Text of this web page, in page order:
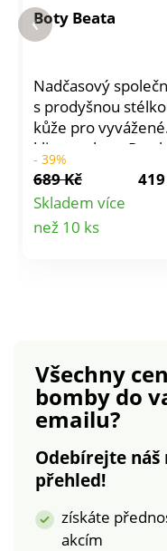
Boty Beata
Nadčasový
s prodyšnou
kůže pro vyvážené
klima nohou. Po
stranách elastické
vsadky zajistí
nazutí a chůzi bez
otlaků. Podpatek cca
- 39%
689 Kč
Skladem více
než 10 ks
Všechny
bombydo
emailu?
Odebírejte
přehled!
získáte
akcím